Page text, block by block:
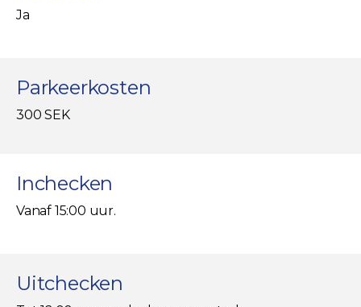
Ja
Parkeerkosten
300 SEK
Inchecken
Vanaf 15:00 uur.
Uitchecken